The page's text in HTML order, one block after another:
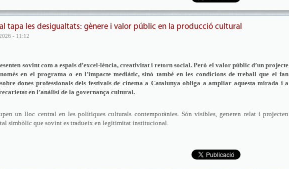
tapa les desigualtats: gènere i valor públic en la producció cultural
- 11:12
sovint com a espais d’excel·lència, creativitat i retorn social. Però el valor públic d’un projecte
en el programa o en l’impacte mediàtic, sinó també en les condicions de treball que el fan
dones professionals dels festivals de cinema a Catalunya obliga a ampliar aquesta mirada i a
en l’anàlisi de la governança cultural.
un lloc central en les polítiques culturals contemporànies. Són visibles, generen relat i projecten
simbòlic que sovint es tradueix en legitimitat institucional.